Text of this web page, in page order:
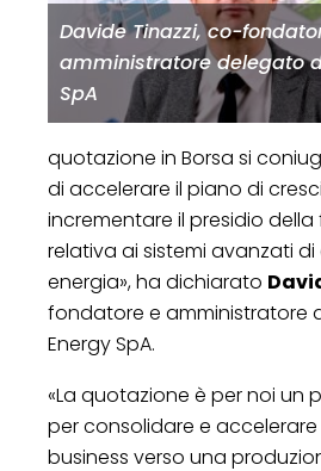
Davide Tinazzi, co-
amministratore delegato
SpA
quotazione in Borsa si
di accelerare il piano di
incrementare il presidio
relativa ai sistemi avanzati
energia», ha dichiarato
fondatore e amministratore
Energy SpA.
«La quotazione è per noi un
per consolidare e accelerare
business verso una